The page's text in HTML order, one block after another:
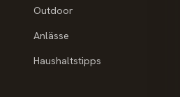
Outdoor
Anlässe
Haushaltstipps